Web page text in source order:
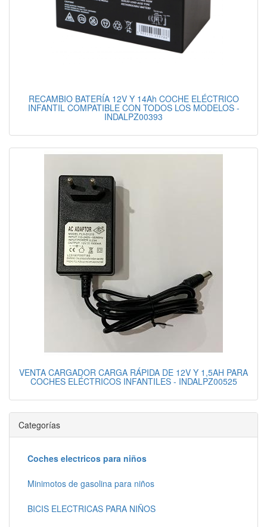
RECAMBIO BATERÍA 12V Y 14Ah COCHE ELÉCTRICO
INFANTIL COMPATIBLE CON TODOS LOS MODELOS -
INDALPZ00393
VENTA CARGADOR CARGA RÁPIDA DE 12V Y 1,5AH PARA
COCHES ELÉCTRICOS INFANTILES - INDALPZ00525
Categorías
Coches electricos para niños
Minimotos de gasolina para niños
BICIS ELECTRICAS PARA NIÑOS